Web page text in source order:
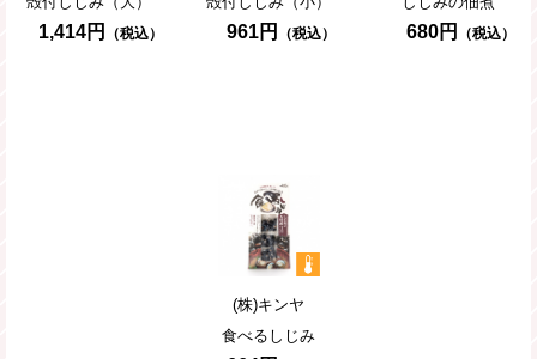
1,414円 961円 680円
(株)キンヤ
食べるしじみ